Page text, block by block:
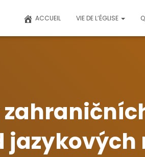
ACCUEIL VIE DE L’ÉGLISE
jazykových